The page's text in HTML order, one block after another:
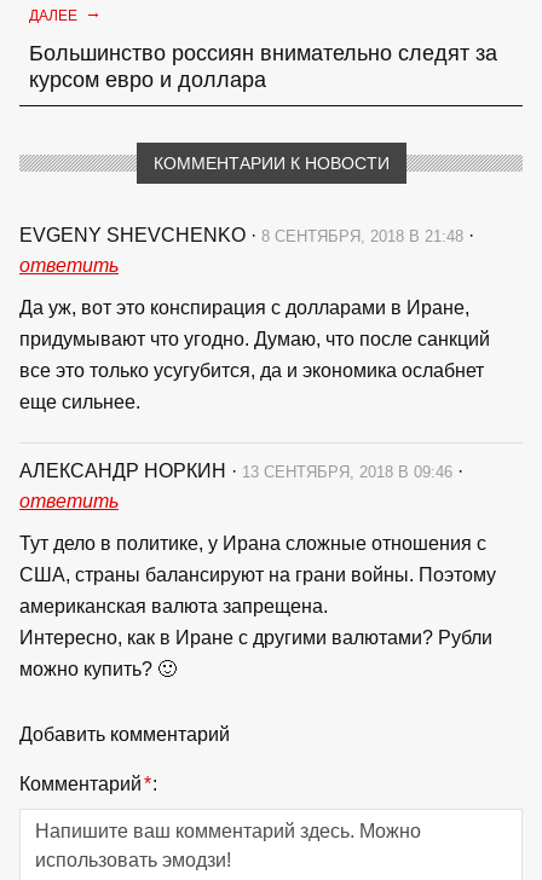
ДАЛЕЕ →
Большинство россиян внимательно следят за
курсом евро и доллара
КОММЕНТАРИИ К НОВОСТИ
EVGENY SHEVCHENKO · 8 СЕНТЯБРЯ, 2018 В 21:48 ·
ответить
Да уж, вот это конспирация с долларами в Иране,
придумывают что угодно. Думаю, что после санкций
все это только усугубится, да и экономика ослабнет
еще сильнее.
АЛЕКСАНДР НОРКИН · 13 СЕНТЯБРЯ, 2018 В 09:46 ·
ответить
Тут дело в политике, у Ирана сложные отношения с
США, страны балансируют на грани войны. Поэтому
американская валюта запрещена.
Интересно, как в Иране с другими валютами? Рубли
можно купить? 🙂
Добавить комментарий
Комментарий*: